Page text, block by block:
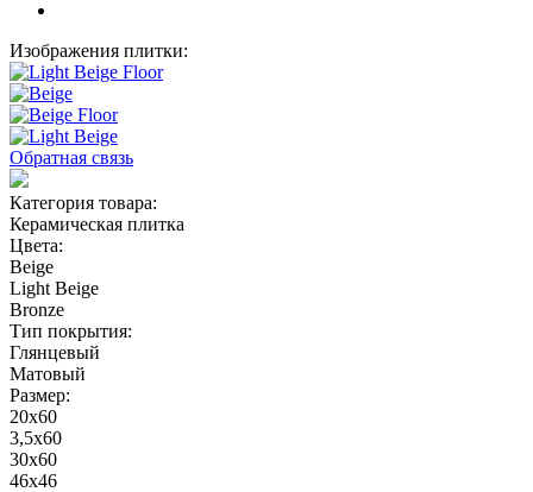
Изображения плитки:
Обратная связь
Категория товара:
Керамическая плитка
Цвета:
Beige
Light Beige
Bronze
Тип покрытия:
Глянцевый
Матовый
Размер:
20х60
3,5х60
30х60
46х46